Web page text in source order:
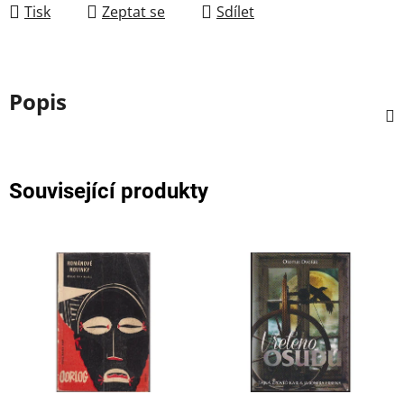
Tisk Zeptat se Sdílet
Popis
Související produkty